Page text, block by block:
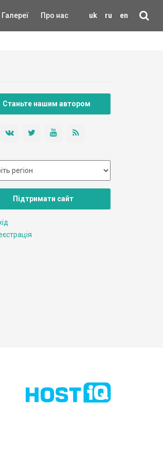
uk ru en
Галереї Про нас
Станьте нашим автором
Підтримати сайт